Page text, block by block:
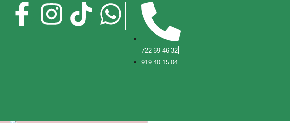
722 69 46 32
919 40 15 04